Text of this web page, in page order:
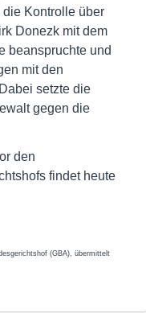
Kontrolle über
Donezk mit dem
beanspruchte und
mit den
setzte die
gegen die
den
findet heute
(GBA), übermittelt